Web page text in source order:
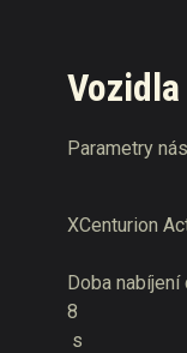
Parametry
XCenturion
Doba nabíjení
8
s